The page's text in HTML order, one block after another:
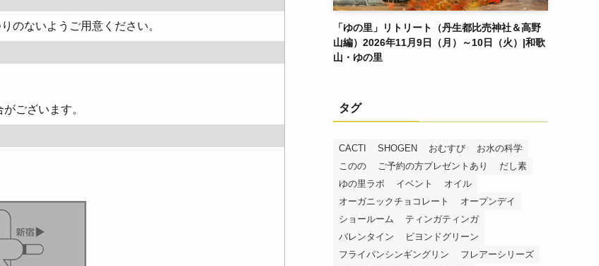
のないようご用意ください。
ございます。
「ゆの里」リトリート（丹生都比売神社＆高野
山編）2026年11月9日（月）～10日（火）|和歌
山・ゆの里
タグ
CACTI SHOGEN おむすび
お水の科学
このの
ご予約の方プレゼントあり
だし素
ゆの里ラボ
イベント
オイル
オーガニックチョコレート
オープンデイ
ショールーム
ティンガティンガ
バレンタイン
ビヨンドグリーン
フライパンシンギングリン
フレアーシリーズ